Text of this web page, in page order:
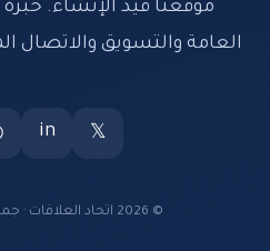
موقعنا قيد الإنشاء.
العامة والتسويق والاتصال
𝕏
in
© 2026 اتحاد العلاقات · جميع الحقوق محفوظة